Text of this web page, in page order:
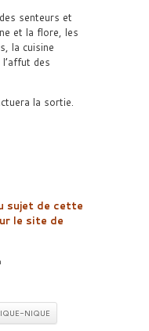
senteurs et
et la flore, les
la cuisine
des
la sortie.
sujet de cette
le site de
NIQUE